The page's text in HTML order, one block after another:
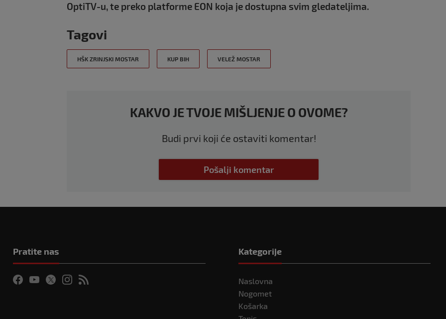
OptiTV-u, te preko platforme EON koja je dostupna svim gledateljima.
Tagovi
HŠK ZRINJSKI MOSTAR KUP BIH VELEŽ MOSTAR
KAKVO JE TVOJE MIŠLJENJE O OVOME?
Budi prvi koji će ostaviti komentar!
Pošalji komentar
Pratite nas Kategorije
Naslovna
Nogomet
Košarka